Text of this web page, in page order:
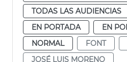
TODAS LAS AUDIENCIAS
EN PORTADA
EN
NORMAL
FONT
JOSÉ LUIS MORENO